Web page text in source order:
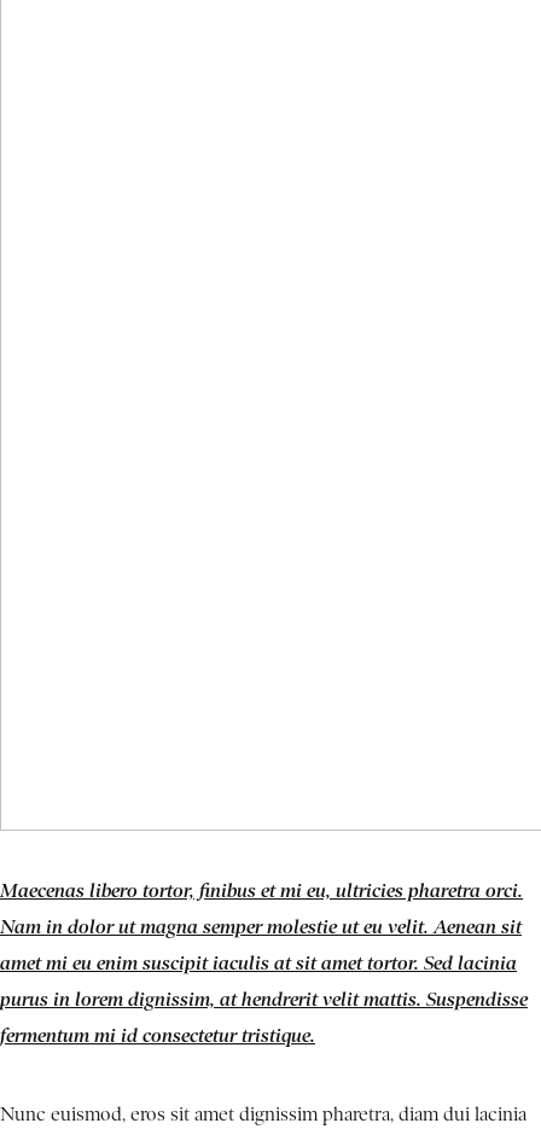
Maecenas libero tortor, finibus et mi eu, ultricies pharetra orci.
Nam in dolor ut magna semper molestie ut eu velit. Aenean sit
amet mi eu enim suscipit iaculis at sit amet tortor. Sed lacinia
purus in lorem dignissim, at hendrerit velit mattis. Suspendisse
fermentum mi id consectetur tristique.
Nunc euismod, eros sit amet dignissim pharetra, diam dui lacinia